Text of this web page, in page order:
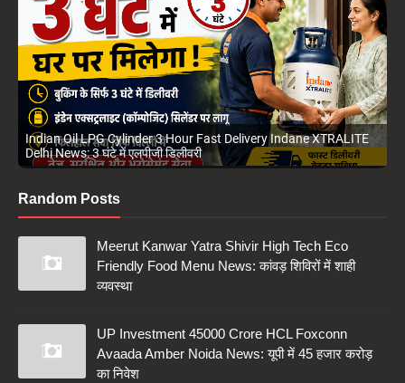
Meerut Kanwar Yatra Shivir High Tech Eco Friendly Food Menu
News: कांवड़ शिविरों में शाही व्यवस्था
Random Posts
Meerut Kanwar Yatra Shivir High Tech Eco
Friendly Food Menu News: कांवड़ शिविरों में शाही
व्यवस्था
UP Investment 45000 Crore HCL Foxconn
Avaada Amber Noida News: यूपी में 45 हजार करोड़
का निवेश